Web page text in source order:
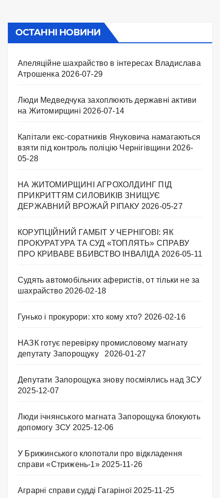
ОСТАННІ НОВИНИ
Апеляційне шахрайство в інтересах Владислава
Атрошенка 2026-07-29
Люди Медведчука захоплюють державні активи
на Житомирщині 2026-07-14
Капітали екс-соратників Януковича намагаються
взяти під контроль поліцію Чернігівщини 2026-
05-28
НА ЖИТОМИРЩИНІ АГРОХОЛДИНГ ПІД
ПРИКРИТТЯМ СИЛОВИКІВ ЗНИЩУЄ
ДЕРЖАВНИЙ ВРОЖАЙ РІПАКУ ​ 2026-05-27
КОРУПЦІЙНИЙ ГАМБІТ У ЧЕРНІГОВІ: ЯК
ПРОКУРАТУРА ТА СУД «ТОПЛЯТЬ» СПРАВУ
ПРО КРИВАВЕ ВБИВСТВО ІНВАЛІДА 2026-05-11
Судять автомобільних аферистів, от тільки не за
шахрайство 2026-02-18
Гунько і прокурори: хто кому хто? 2026-02-16
НАЗК готує перевірку промисловому магнату
депутату Запорощуку
2026-01-27
Депутати Запорощука знову посміялись над ЗСУ
2025-12-07
Люди ічнянського магната Запорощука блокують
допомогу ЗСУ 2025-12-06
У Брижинського клопотали про відкладення
справи «Стрижень-1» 2025-11-26
Аграрні справи судді Гагаріної 2025-11-25